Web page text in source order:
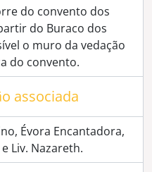
do convento dos
do Buraco dos
o muro da vedação
do convento.
associada
Évora Encantadora,
Liv. Nazareth.